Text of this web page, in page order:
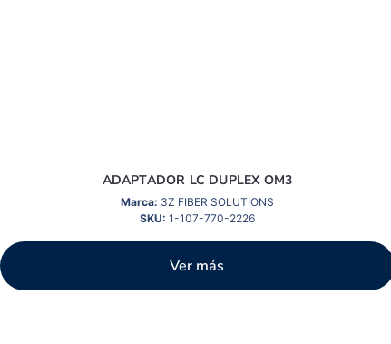
ADAPTADOR LC DUPLEX OM3
Marca: 3Z FIBER SOLUTIONS
SKU: 1-107-770-2226
Ver más